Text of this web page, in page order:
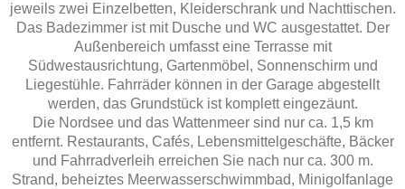
jeweils zwei Einzelbetten, Kleiderschrank und Nachttischen.
Das Badezimmer ist mit Dusche und WC ausgestattet. Der
Außenbereich umfasst eine Terrasse mit
Südwestausrichtung, Gartenmöbel, Sonnenschirm und
Liegestühle. Fahrräder können in der Garage abgestellt
werden, das Grundstück ist komplett eingezäunt.
Die Nordsee und das Wattenmeer sind nur ca. 1,5 km
entfernt. Restaurants, Cafés, Lebensmittelgeschäfte, Bäcker
und Fahrradverleih erreichen Sie nach nur ca. 300 m.
Strand, beheiztes Meerwasserschwimmbad, Minigolfanlage